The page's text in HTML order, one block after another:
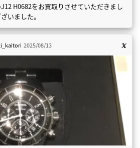
H0682をお買取りさせていただきまし
いました。
2025/08/13